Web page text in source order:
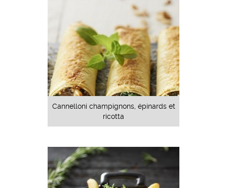
Cannelloni champignons, épinards et
ricotta